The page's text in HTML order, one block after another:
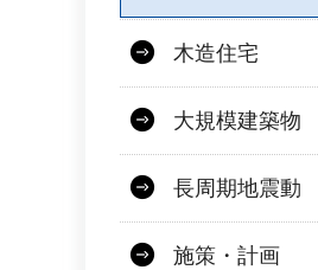
木造住宅
大規模建築物
長周期地震動
施策・計画